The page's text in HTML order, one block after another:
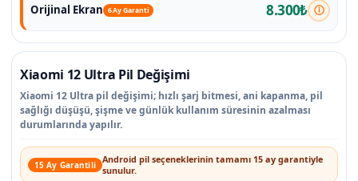
Orijinal Ekran 6 Ay Garanti 8.300₺
Xiaomi 12 Ultra Pil Değişimi
Xiaomi 12 Ultra pil değişimi; hızlı şarj bitmesi, ani kapanma, pil
sağlığı düşüşü, şişme ve günlük kullanım süresinin azalması
durumlarında yapılır.
15 Ay Garantili Android pil seçeneklerinin tamamı 15 ay garantiyle
sunulur.